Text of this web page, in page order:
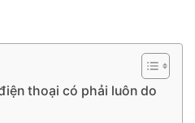
thoại có phải luôn do